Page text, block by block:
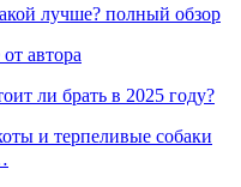
лучше? полный обзор
автора
ли брать в 2025 году?
и терпеливые собаки